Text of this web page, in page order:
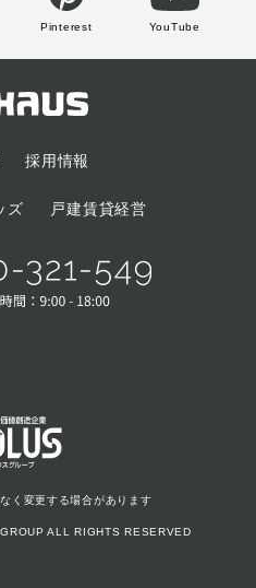
Pinterest YouTube
採用情報
ズ 戸建賃貸経営
く変更する場合があります
ALL RIGHTS RESERVED